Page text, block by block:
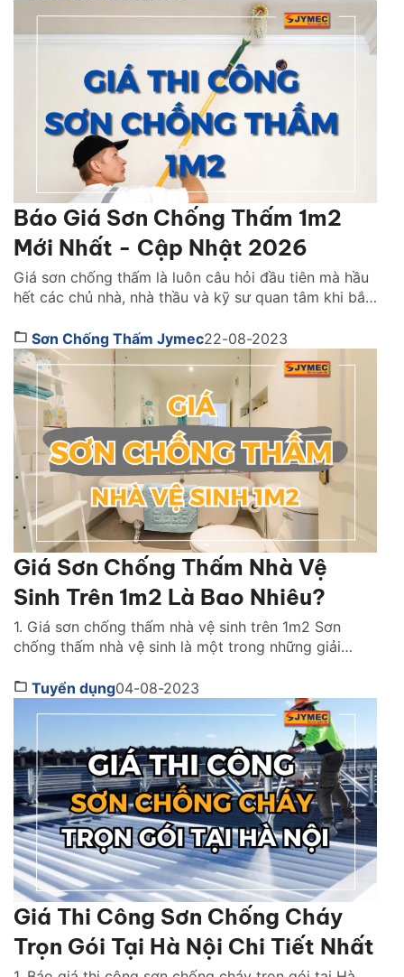
Báo Giá Sơn Chống Thấm 1m2
Mới Nhất - Cập Nhật 2026
Giá sơn chống thấm là luôn câu hỏi đầu tiên mà hầu
hết các chủ nhà, nhà thầu và kỹ sư quan tâm khi bắt
thượng hay nhà vệ sinh. Việc nắm rõ mức giá từng
loại sơn, từng thương hiệu và từng nhóm sản phẩm
[…]
Sơn Chống Thấm Jymec22-08-2023
Giá Sơn Chống Thấm Nhà Vệ
Sinh Trên 1m2 Là Bao Nhiêu?
1. Giá sơn chống thấm nhà vệ sinh trên 1m2 Sơn
chống thấm nhà vệ sinh là một trong những giải
dụng chống thấm bằng sơn cho nhà vệ sinh vừa đem
lại hiệu quả tốt, vừa giúp tiết kiệm chi phí. Các hạng
Tuyển dụng04-08-2023
Giá Thi Công Sơn Chống Cháy
Trọn Gói Tại Hà Nội Chi Tiết Nhất